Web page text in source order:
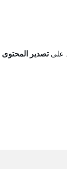
علىتصدير المحتوى